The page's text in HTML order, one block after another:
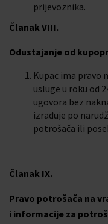
prijevoznika.
Članak VIII.
Odustajanje od
Kupac ima pravo
usluge u roku od
ugovora bez
izrađuje po
potrošača ili
Članak IX.
Pravo potrošača na
i informacije za